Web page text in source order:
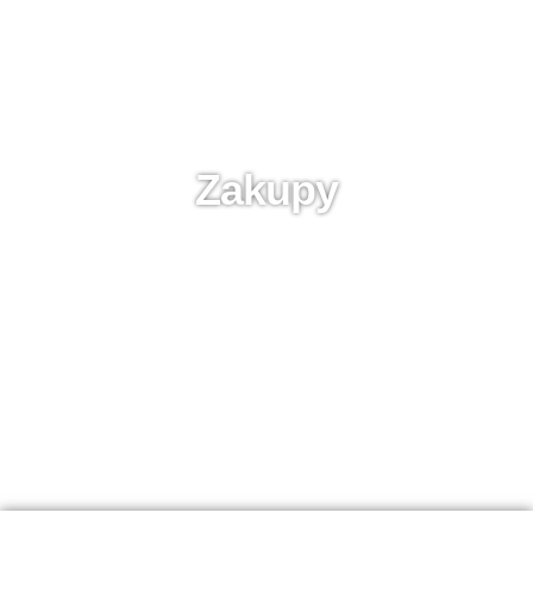
Zakupy